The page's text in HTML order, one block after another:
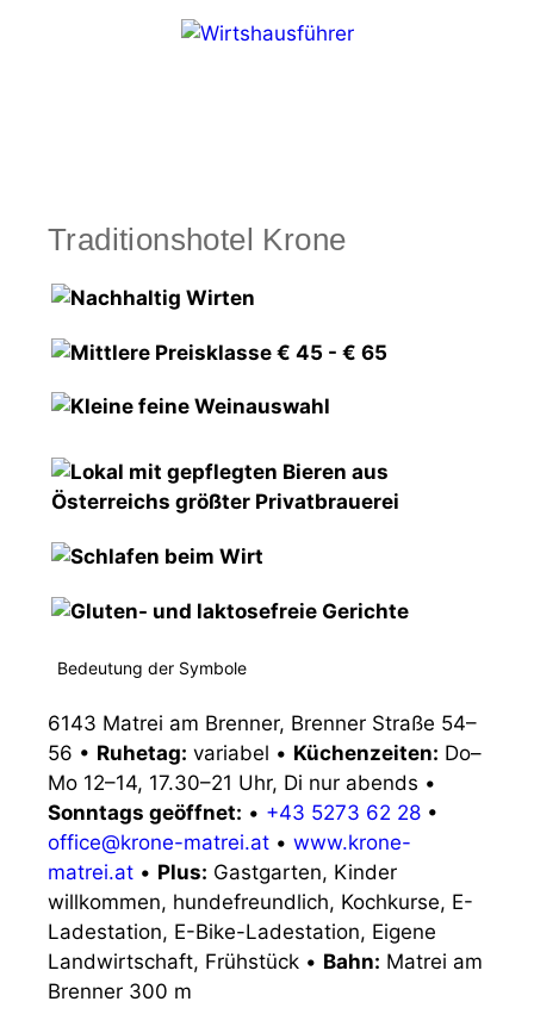
Traditionshotel Krone
Bedeutung der Symbole
6143 Matrei am Brenner, Brenner Straße 54–
56 • Ruhetag: variabel • Küchenzeiten: Do–
Mo 12–14, 17.30–21 Uhr, Di nur abends •
Sonntags geöffnet: • +43 5273 62 28 •
office@krone-matrei.at • www.krone-
matrei.at • Plus: Gastgarten, Kinder
willkommen, hundefreundlich, Kochkurse, E-
Ladestation, E-Bike-Ladestation, Eigene
Landwirtschaft, Frühstück • Bahn: Matrei am
Brenner 300 m